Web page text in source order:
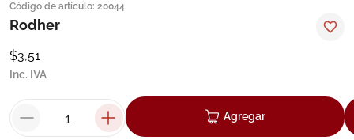
Código de artículo: 20044
Rodher
$3,51
Inc. IVA
Agregar
1. eucerin
cerave